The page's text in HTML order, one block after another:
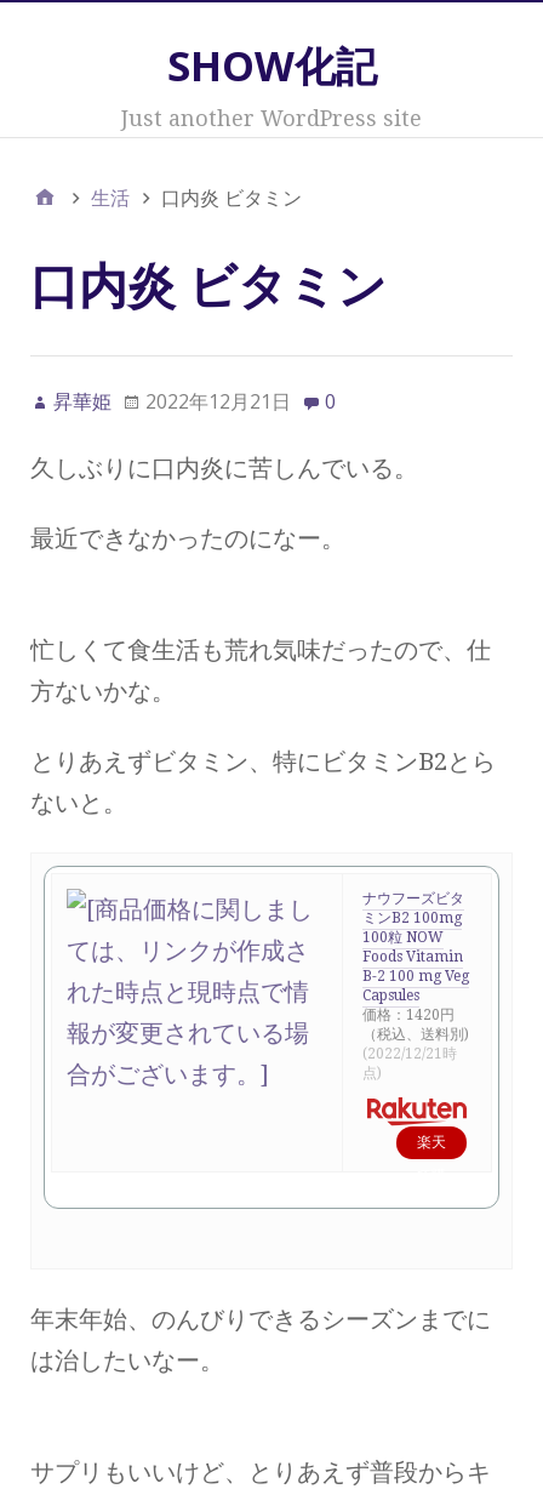
SHOW化記
Just another WordPress site
生活 口内炎 ビタミン
口内炎 ビタミン
昇華姫 2022年12月21日 0
久しぶりに口内炎に苦しんでいる。
最近できなかったのになー。
忙しくて食生活も荒れ気味だったので、仕
方ないかな。
とりあえずビタミン、特にビタミンB2とら
ないと。
ナウフーズビタ
ミンB2 100mg
100粒 NOW
Foods Vitamin
B-2 100 mg Veg
Capsules
価格：1420円
（税込、送料別)
(2022/12/21時
点)
楽天
入
年末年始、のんびりできるシーズンまでに
は治したいなー。
サプリもいいけど、とりあえず普段からキ